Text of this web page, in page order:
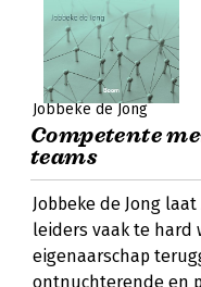
Jobbeke de Jong
Competente
teams
Jobbeke de Jong
leiders vaak te hard
eigenaarschap
ontnuchterende en